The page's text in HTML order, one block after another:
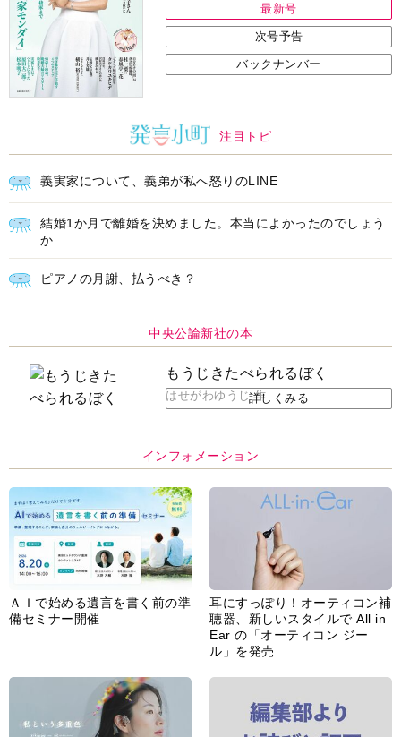
最新号
次号予告
バックナンバー
注目トピ
義実家について、義弟が私へ怒りのLINE
結婚1か月で離婚を決めました。本当によかったのでしょう
か
ピアノの月謝、払うべき？
中央公論新社の本
もうじきたべられるぼく
はせがわゆうじ 作詳しくみる
インフォメーション
ＡＩで始める遺言を書く前の準
備セミナー開催
耳にすっぽり！オーティコン補
聴器、新しいスタイルで All in
Ear の「オーティコン ジー
ル」を発売